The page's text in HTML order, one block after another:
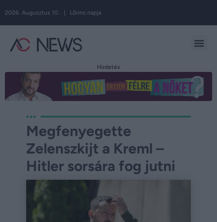
2026. Augusztus 10. | Lőrinc napja
Hirdetés
Megfenyegette
Zelenszkijt a Kreml –
Hitler sorsára fog jutni